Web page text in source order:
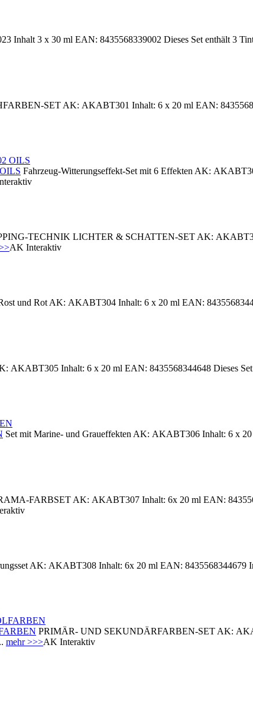
3 x 30 ml EAN: 8435568339002 Dieses Set enthält 3
SET AK: AKABT301 Inhalt: 6 x 20 ml EAN:
Fahrzeug-Witterungseffekt-Set mit 6 Effekten AK:
TECHNIK LICHTER & SCHATTEN-SET AK:
AK Interaktiv
und Rot AK: AKABT304 Inhalt: 6 x 20 ml EAN:
AKABT305 Inhalt: 6 x 20 ml EAN: 8435568344648 Dieses Set
Set mit Marine- und Graueffekten AK: AKABT306 Inhalt: 6 x
FARBSET AK: AKABT307 Inhalt: 6x 20 ml EAN:
AK: AKABT308 Inhalt: 6x 20 ml EAN: 8435568344679
PRIMÄR- UND SEKUNDÄRFARBEN-SET AK:
mehr >>>AK Interaktiv